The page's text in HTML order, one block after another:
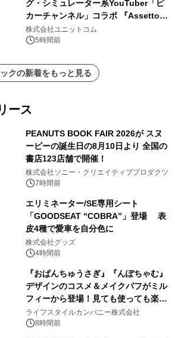
グ・シミュレーター系YouTuber「ピ
カーチャンネル」コラボ 『Assetto
Corsa EVO』推奨パソコン販売中
株式会社ユニットコム
5時間前
クの新着をもっと見る
ース
PEANUTS BOOK FAIR 2026が スヌ
ーピーの誕生日の8月10日より 全国の
書店123店舗で開催！
株式会社ソニー・クリエイティブプロダクツ
7時間前
エリミネーター/SE専用シート
「GOODSEAT “COBRA”」登場 表
皮4種で愛車を自分色に
株式会社グッズ
4時間前
『おぱんちゅうさぎ』『んぽちゃむ』
デザインのコスメ＆メイクパフがミル
フィーから登場！見ても使っても楽し
い、ポップでキュートなコレクショ
ン。
ライフスタイルカンパニー株式会社
8時間前